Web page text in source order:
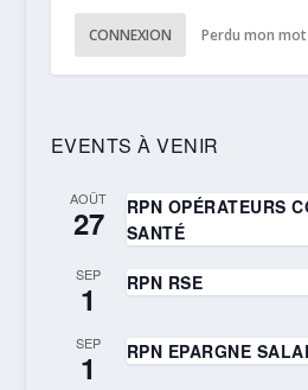
CONNEXION Perdu mon
EVENTS À VENIR
AOÛT
27
RPN OPÉRATEURS
SANTÉ
SEP
1 RPN RSE
SEP
1 RPN EPARGNE